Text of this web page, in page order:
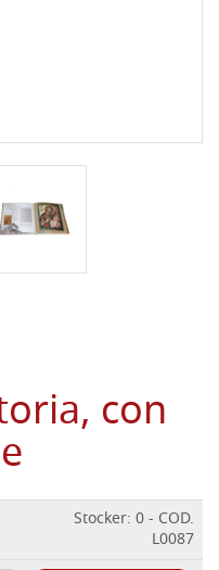
con
Stocker: 0 - COD.
L0087